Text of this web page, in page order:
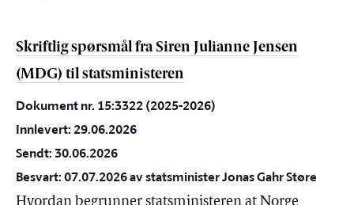
Skriftlig spørsmål fra Siren Julianne Jensen
(MDG) til statsministeren
Dokument nr. 15:3322 (2025-2026)
Innlevert: 29.06.2026
Sendt: 30.06.2026
Besvart: 07.07.2026 av statsminister Jonas Gahr Støre